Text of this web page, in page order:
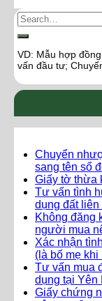
VD: Mẫu hợp
vấn đầu tư;
Chuyển
sang tên sổ
Giấy tờ thừa
Tư vấn tình
dụng đất
Không đăng
người mua
Xác nhận
(là bố mẹ
Tư vấn mua
dụng tại Yên
Giấy chứng